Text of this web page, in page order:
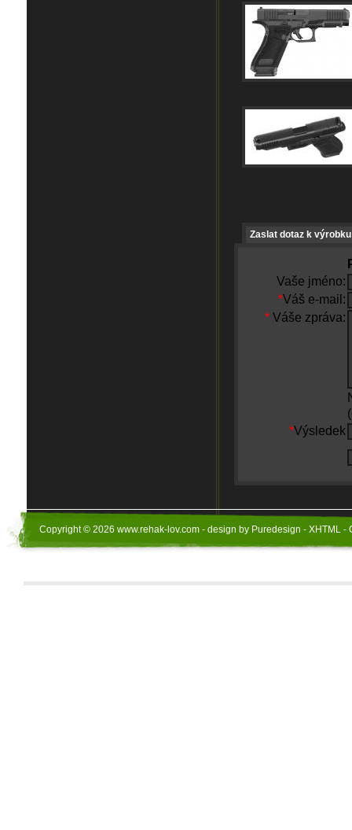
Zaslat dotaz k výrobku
Vaše jméno:
*Váš e-mail:
* Váše zpráva:
*Výsledek
Copyright © 2026 www.rehak-lov.com - design by Puredesign - XHTML -